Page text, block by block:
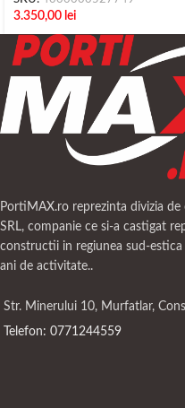
3.350,00 lei
PortiMAX.ro reprezinta divizia
SRL, companie ce si-a castigat
constructii in regiunea sud-
ani de activitate..
Str. Minerului 10, Murfatlar,
Telefon: 0771244559